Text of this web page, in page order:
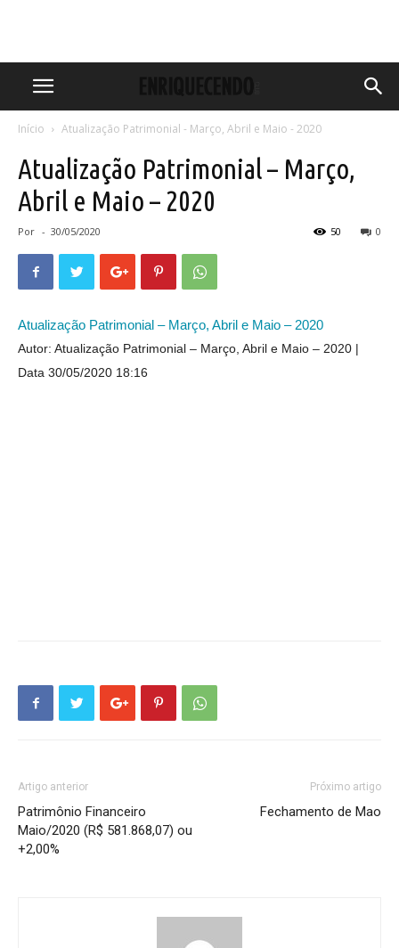
Início Atualização Patrimonial - Março, Abril e Maio - 2020
Atualização Patrimonial – Março,
Abril e Maio – 2020
Por - 30/05/2020 0
50
Atualização Patrimonial – Março, Abril e Maio – 2020
Autor: Atualização Patrimonial – Março, Abril e Maio – 2020
Data 30/05/2020 18:16
Artigo anterior
Patrimônio Financeiro
Maio/2020 (R$ 581.868,07) ou
+2,00%
Próximo artigo
Fechamento de Mao